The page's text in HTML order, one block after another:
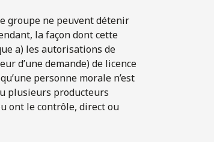
groupe ne peuvent détenir
la façon dont cette
a) les autorisations de
d’une demande) de licence
personne morale n’est
plusieurs producteurs
ont le contrôle, direct ou